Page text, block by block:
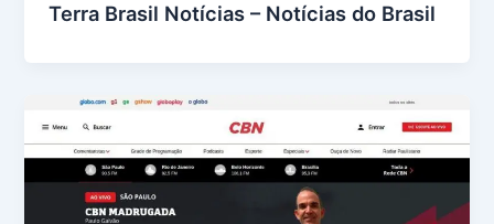
Terra Brasil Notícias – Notícias do Brasil